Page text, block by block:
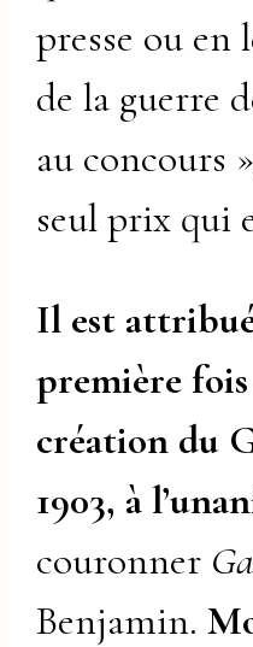
presse ou en
de la guerre
au concours
seul prix qui
Il est
première
création du
1903, à
couronner
Benjamin.